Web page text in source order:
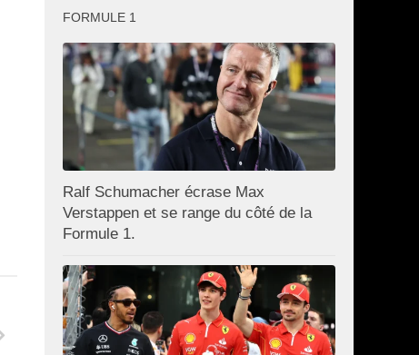
FORMULE 1
Ralf Schumacher écrase Max
Verstappen et se range du côté de la
Formule 1.